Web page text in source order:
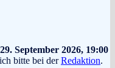
29. September 2026, 19:00
bitte bei derRedaktion.